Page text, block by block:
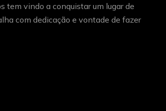
tem vindo a conquistar um lugar de
com dedicação e vontade de fazer